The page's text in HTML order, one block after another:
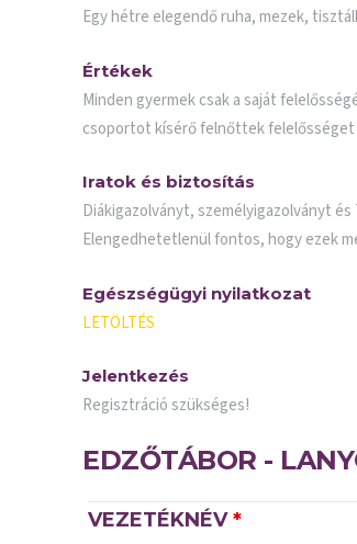
Egy hétre elegendő ruha, mezek,
Értékek
Minden gyermek csak a saját
csoportot kísérő felnőttek felelősséget
Iratok és biztosítás
Diákigazolványt, személyigazolványt
Elengedhetetlenül fontos, hogy ezek
Egészségügyi nyilatkozat
LETÖLTÉS
Jelentkezés
Regisztráció szükséges!
EDZŐTÁBOR -
VEZETÉKNÉV*